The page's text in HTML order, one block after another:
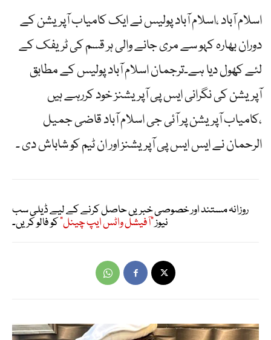
اسلام آباد ،اسلام آباد پولیس نے ایک کامیاب آپریشن کے
دوران بھارہ کہو سے مری جانے والی ہر قسم کی ٹریفک کے
لئے کھول دیا ہے۔ترجمان اسلام آباد پولیس کے مطابق
آپریشن کی نگرانی ایس پی آپریشنز خود کررہے ہیں
،کامیاب آپریشن پر آئی جی اسلام آباد قاضی جمیل
الرحمان نے ایس ایس پی آپریشنز اور ان ٹیم کو شاباش دی ۔
روزانہ مستند اور خصوصی خبریں حاصل کرنے کے لیے ڈیلی سب
نیوز"آفیشل واٹس ایپ چینل"کو فالو کریں۔